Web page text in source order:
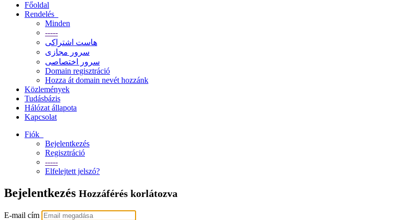
Főoldal
Rendelés
Minden
-----
هاست اشتراکی
سرور مجازی
سرور اختصاصی
Domain regisztráció
Hozza át domain nevét hozzánk
Közlemények
Tudásbázis
Hálózat állapota
Kapcsolat
Fiók
Bejelentkezés
Regisztráció
-----
Elfelejtett jelszó?
Bejelentkezés Hozzáférés korlátozva
E-mail cím